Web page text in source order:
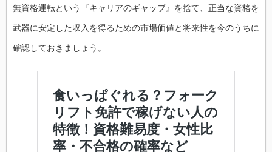
無資格運転という『キャリアのギャップ』を捨て、正当な資格を
武器に安定した収入を得るための市場価値と将来性を今のうちに
確認しておきましょう。